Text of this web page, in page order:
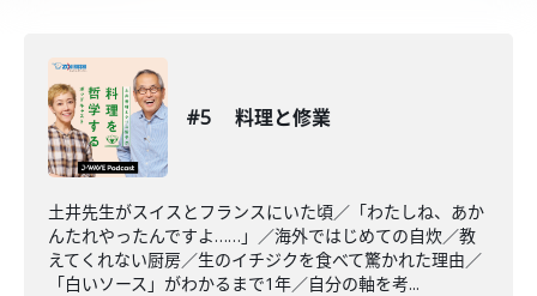
#5 料理と修業
土井先生がスイスとフランスにいた頃／「わたしね、あか
んたれやったんですよ……」／海外ではじめての自炊／教
えてくれない厨房／生のイチジクを食べて驚かれた理由／
「白いソース」がわかるまで1年／自分の軸を考...